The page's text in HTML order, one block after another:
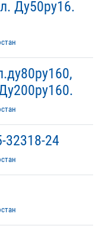
Ду50ру16.
32318-24